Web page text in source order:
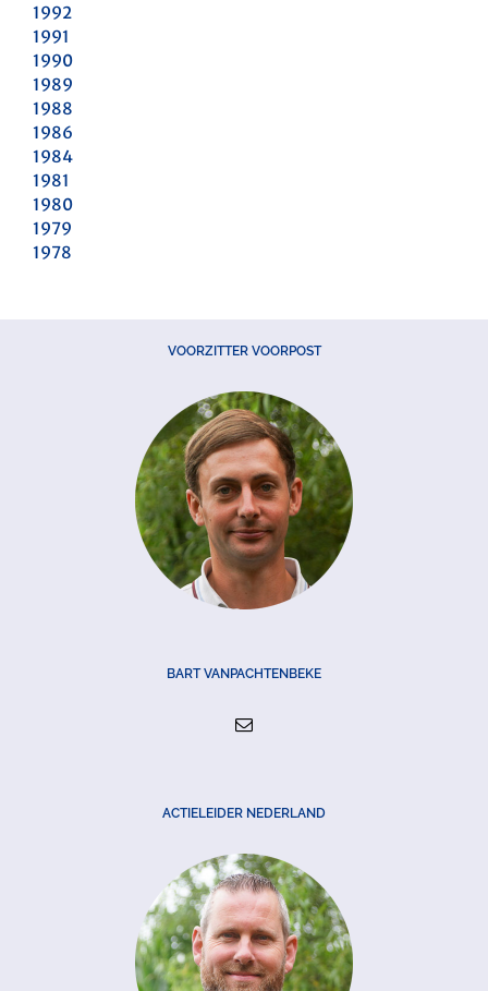
1992
1991
1990
1989
1988
1986
1984
1981
1980
1979
1978
VOORZITTER VOORPOST
BART VANPACHTENBEKE
ACTIELEIDER NEDERLAND